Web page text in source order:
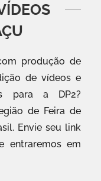
produção de
de vídeos e
para a DP2?
de Feira de
Envie seu link
entraremos em